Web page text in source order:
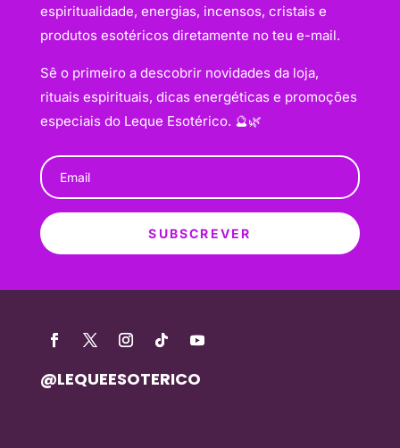
espiritualidade, energias, incensos, cristais e
produtos esotéricos diretamente no teu e-mail.
Sê o primeiro a descobrir novidades da loja,
rituais espirituais, dicas energéticas e promoções
especiais do Leque Esotérico. 🔮🌿
SUBSCREVER
@LEQUEESOTERICO